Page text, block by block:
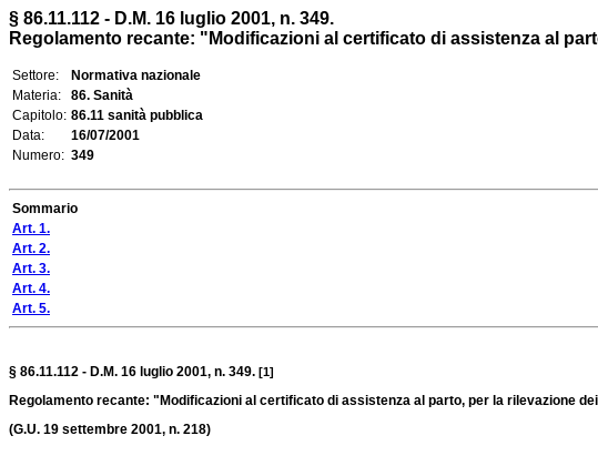
§ 86.11.112 - D.M. 16 luglio 2001, n. 349.
Regolamento recante: "Modificazioni al certificato di assistenza al
Settore:
Normativa nazionale
Materia:
86. Sanità
Capitolo: 86.11 sanità pubblica
Data:
16/07/2001
Numero: 349
Sommario
Art. 1.
Art. 2.
Art. 3.
Art. 4.
Art. 5.
§ 86.11.112 - D.M. 16 luglio 2001, n. 349. [1]
Regolamento recante: "Modificazioni al certificato di assistenza al parto, per la rilevazione
(G.U. 19 settembre 2001, n. 218)